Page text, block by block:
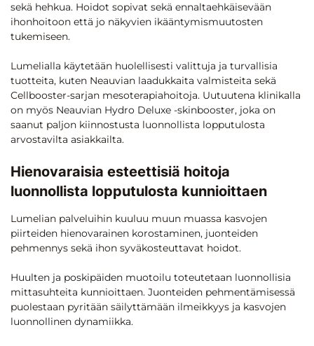
sekä hehkua. Hoidot sopivat sekä ennaltaehkäisevään
ihonhoitoon että jo näkyvien ikääntymismuutosten
tukemiseen.
Lumelialla käytetään huolellisesti valittuja ja turvallisia
tuotteita, kuten Neauvian laadukkaita valmisteita sekä
Cellbooster-sarjan mesoterapiahoitoja. Uutuutena klinikalla
on myös Neauvian Hydro Deluxe -skinbooster, joka on
saanut paljon kiinnostusta luonnollista lopputulosta
arvostavilta asiakkailta.
Hienovaraisia esteettisiä hoitoja
luonnollista lopputulosta kunnioittaen
Lumelian palveluihin kuuluu muun muassa kasvojen
piirteiden hienovarainen korostaminen, juonteiden
pehmennys sekä ihon syväkosteuttavat hoidot.
Huulten ja poskipäiden muotoilu toteutetaan luonnollisia
mittasuhteita kunnioittaen. Juonteiden pehmentämisessä
puolestaan pyritään säilyttämään ilmeikkyys ja kasvojen
luonnollinen dynamiikka.